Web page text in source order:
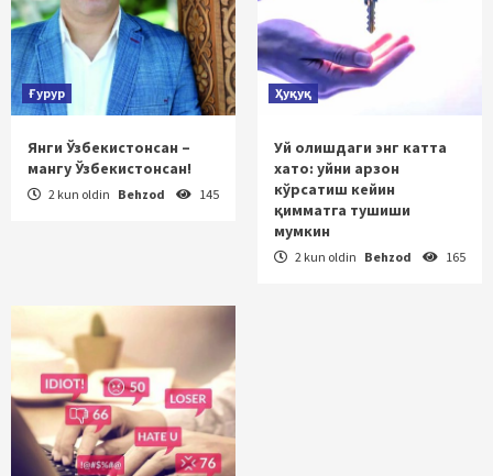
Ғурур
Янги Ўзбекистонсан –
мангу Ўзбекистонсан!
2 kun oldin Behzod 145
Ҳуқуқ
Уй олишдаги энг катта
хато: уйни арзон
кўрсатиш кейин
қимматга тушиши
мумкин
2 kun oldin Behzod 165